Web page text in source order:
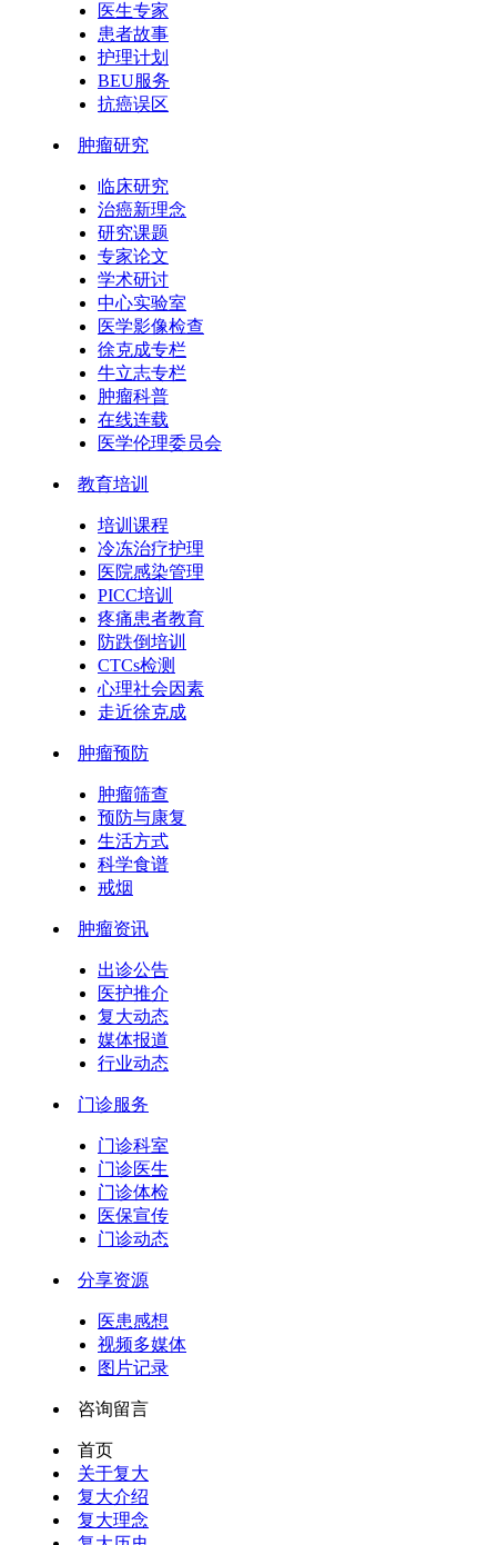
医生专家
患者故事
护理计划
BEU服务
抗癌误区
肿瘤研究
临床研究
治癌新理念
研究课题
专家论文
学术研讨
中心实验室
医学影像检查
徐克成专栏
牛立志专栏
肿瘤科普
在线连载
医学伦理委员会
教育培训
培训课程
冷冻治疗护理
医院感染管理
PICC培训
疼痛患者教育
防跌倒培训
CTCs检测
心理社会因素
走近徐克成
肿瘤预防
肿瘤筛查
预防与康复
生活方式
科学食谱
戒烟
肿瘤资讯
出诊公告
医护推介
复大动态
媒体报道
行业动态
门诊服务
门诊科室
门诊医生
门诊体检
医保宣传
门诊动态
分享资源
医患感想
视频多媒体
图片记录
咨询留言
首页
关于复大
复大介绍
复大理念